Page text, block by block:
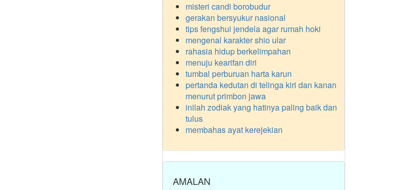
misteri candi borobudur
gerakan bersyukur nasional
tips fengshui jendela agar rumah hoki
mengenal karakter shio ular
rahasia hidup berkelimpahan
menuju kearifan diri
tumbal perburuan harta karun
pertanda kedutan di telinga kiri dan kanan
menurut primbon jawa
inilah zodiak yang hatinya paling baik dan
tulus
membahas ayat kerejekian
AMALAN